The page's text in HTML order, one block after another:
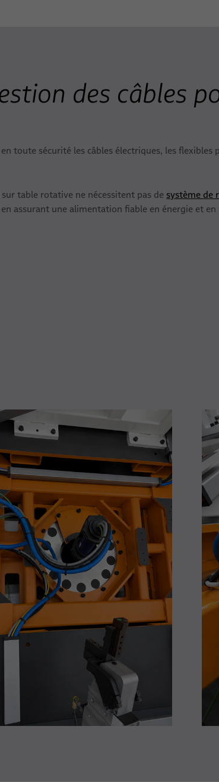
des câbles
toute sécurité les câbles électriques, les
table rotative ne nécessitent pas de système de
assurant une alimentation fiable en énergie et en